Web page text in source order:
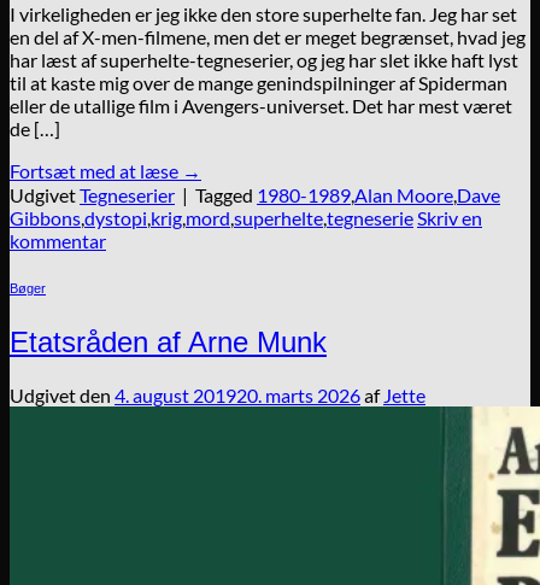
I virkeligheden er jeg ikke den store superhelte fan. Jeg har set
en del af X-men-filmene, men det er meget begrænset, hvad jeg
har læst af superhelte-tegneserier, og jeg har slet ikke haft lyst
til at kaste mig over de mange genindspilninger af Spiderman
eller de utallige film i Avengers-universet. Det har mest været
de […]
Fortsæt med at læse →
UdgivetTegneserier | Tagged 1980-1989 Alan Moore Dave
Gibbonsdystopi krig mord superheltetegneserie Skriv en
kommentar
Bøger
Etatsråden af Arne Munk
Udgivet den 4. august 201920. marts 2026af Jette